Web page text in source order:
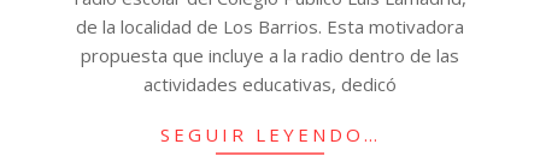
de la localidad de Los Barrios. Esta motivadora
propuesta que incluye a la radio dentro de las
actividades educativas, dedicó
SEGUIR LEYENDO…